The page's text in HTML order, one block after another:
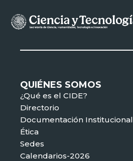
QUIÉNES SOMOS
¿Qué es el CIDE?
Directorio
Documentación Institucional
Ética
Sedes
Calendarios-2026